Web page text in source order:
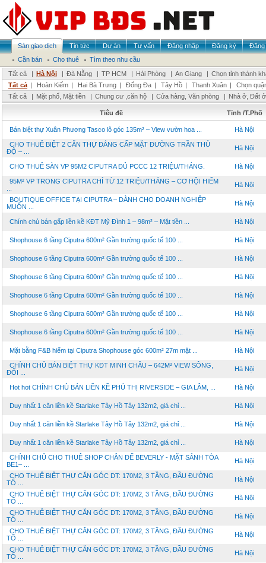
Sàn giao dịch Tin tức Dự án Tư vấn Đăng nhập Đăng ký
Đăng
Cần bán
Cho thuê
Tìm theo nhu cầu
Tất cả
| Hà Nội | Đà Nẵng | TP HCM | Hải Phòng | An Giang | Chọn tỉnh thành
Tất cả | Hoàn Kiếm | Hai Bà Trưng | Đống Đa | Tây Hồ | Thanh Xuân |
Chọn
Tất cả
| Mặt phố, Mặt tiền | Chung cư ,căn hộ | Cửa hàng, Văn phòng | Nhà ở, Đất ở
Tiêu đề Tỉnh /T.Phố
Bán biệt thự Xuân Phương Tasco lô góc 135m² – View vườn hoa ... Hà Nội
CHO THUÊ BIỆT 2 CĂN THỰ ĐẲNG CẤP MẶT ĐƯỜNG TRẦN THỦ
ĐỘ – ...
Hà Nội
CHO THUÊ SÀN VP 95M2 CIPUTRA ĐỦ PCCC 12 TRIỆU/THÁNG. Hà Nội
95M² VP TRONG CIPUTRA CHỈ TỪ 12 TRIỆU/THÁNG – CƠ HỘI HIẾM
Hà Nội
BOUTIQUE OFFICE TẠI CIPUTRA – DÀNH CHO DOANH NGHIỆP
MUỐN ...
Hà Nội
Chính chủ bán gấp liền kề KĐT Mỹ Đình 1 – 98m² – Mặt tiền ... Hà Nội
Shophouse 6 tầng Ciputra 600m² Gần trường quốc tế 100 ... Hà Nội
Shophouse 6 tầng Ciputra 600m² Gần trường quốc tế 100 ... Hà Nội
Shophouse 6 tầng Ciputra 600m² Gần trường quốc tế 100 ... Hà Nội
Shophouse 6 tầng Ciputra 600m² Gần trường quốc tế 100 ... Hà Nội
Shophouse 6 tầng Ciputra 600m² Gần trường quốc tế 100 ... Hà Nội
Shophouse 6 tầng Ciputra 600m² Gần trường quốc tế 100 ... Hà Nội
Mặt bằng F&B hiếm tại Ciputra Shophouse góc 600m² 27m mặt ... Hà Nội
CHÍNH CHỦ BÁN BIỆT THỰ KĐT MINH CHÂU – 642M² VIEW SÔNG,
ĐỐI ...
Hà Nội
Hot hot CHÍNH CHỦ BÁN LIỀN KỀ PHÚ THỊ RIVERSIDE – GIA LÂM, ... Hà Nội
Duy nhất 1 căn liền kề Starlake Tây Hồ Tây 132m2, giá chỉ ... Hà Nội
Duy nhất 1 căn liền kề Starlake Tây Hồ Tây 132m2, giá chỉ ... Hà Nội
Duy nhất 1 căn liền kề Starlake Tây Hồ Tây 132m2, giá chỉ ... Hà Nội
CHÍNH CHỦ CHO THUÊ SHOP CHÂN ĐẾ BEVERLY - MẶT SẢNH TÒA
BE1– ...
Hà Nội
CHO THUÊ BIỆT THỰ CĂN GÓC DT: 170M2, 3 TẦNG, ĐẦU ĐƯỜNG
TỐ ...
Hà Nội
CHO THUÊ BIỆT THỰ CĂN GÓC DT: 170M2, 3 TẦNG, ĐẦU ĐƯỜNG
TỐ ...
Hà Nội
CHO THUÊ BIỆT THỰ CĂN GÓC DT: 170M2, 3 TẦNG, ĐẦU ĐƯỜNG
TỐ ...
Hà Nội
CHO THUÊ BIỆT THỰ CĂN GÓC DT: 170M2, 3 TẦNG, ĐẦU ĐƯỜNG
TỐ ...
Hà Nội
CHO THUÊ BIỆT THỰ CĂN GÓC DT: 170M2, 3 TẦNG, ĐẦU ĐƯỜNG
TỐ ...
Hà Nội